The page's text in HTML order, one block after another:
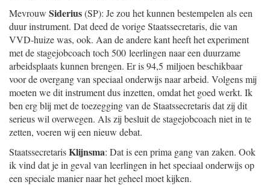
Mevrouw Siderius(SP): Je zou het kunnen bestempelen als een
duur instrument. Dat deed de vorige Staatssecretaris, die van
VVD-huize was, ook. Aan de andere kant heeft het experiment
met de stagejobcoach toch 500 leerlingen naar een duurzame
arbeidsplaats kunnen brengen. Er is 94,5 miljoen beschikbaar
voor de overgang van speciaal onderwijs naar arbeid. Volgens mij
moeten we dit instrument dus inzetten, omdat het goed werkt. Ik
ben erg blij met de toezegging van de Staatssecretaris dat zij dit
serieus wil overwegen. Als zij besluit de stagejobcoach niet in te
zetten, voeren wij een nieuw debat.
StaatssecretarisKlijnsma: Dat is een prima gang van zaken. Ook
ik vind dat je in geval van leerlingen in het speciaal onderwijs op
een speciale manier naar het geheel moet kijken.